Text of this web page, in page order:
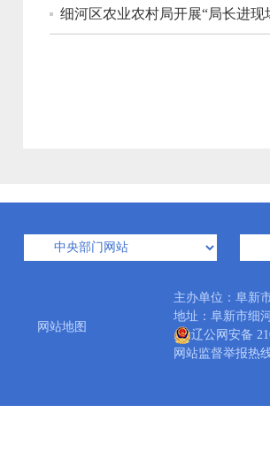
细河区农业农村局开展“局长进现
网站地图
主办单位：阜新
地址：阜新市
辽公网安备
网站监督举报热